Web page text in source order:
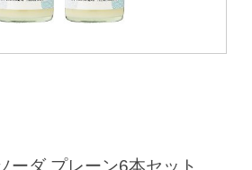
ーダ プレーン6本セット